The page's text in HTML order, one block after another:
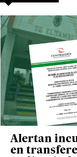
Alertan
en